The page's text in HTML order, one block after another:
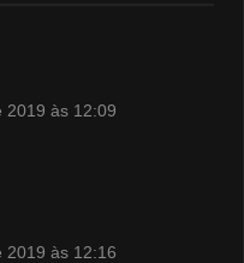
2019 às 12:09
2019 às 12:16